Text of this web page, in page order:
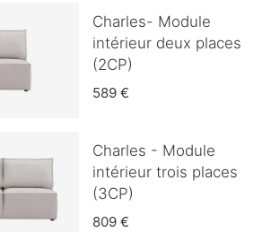
Charles- Module
intérieur deux places
(2CP)
589 €
Charles - Module
intérieur trois places
(3CP)
809 €